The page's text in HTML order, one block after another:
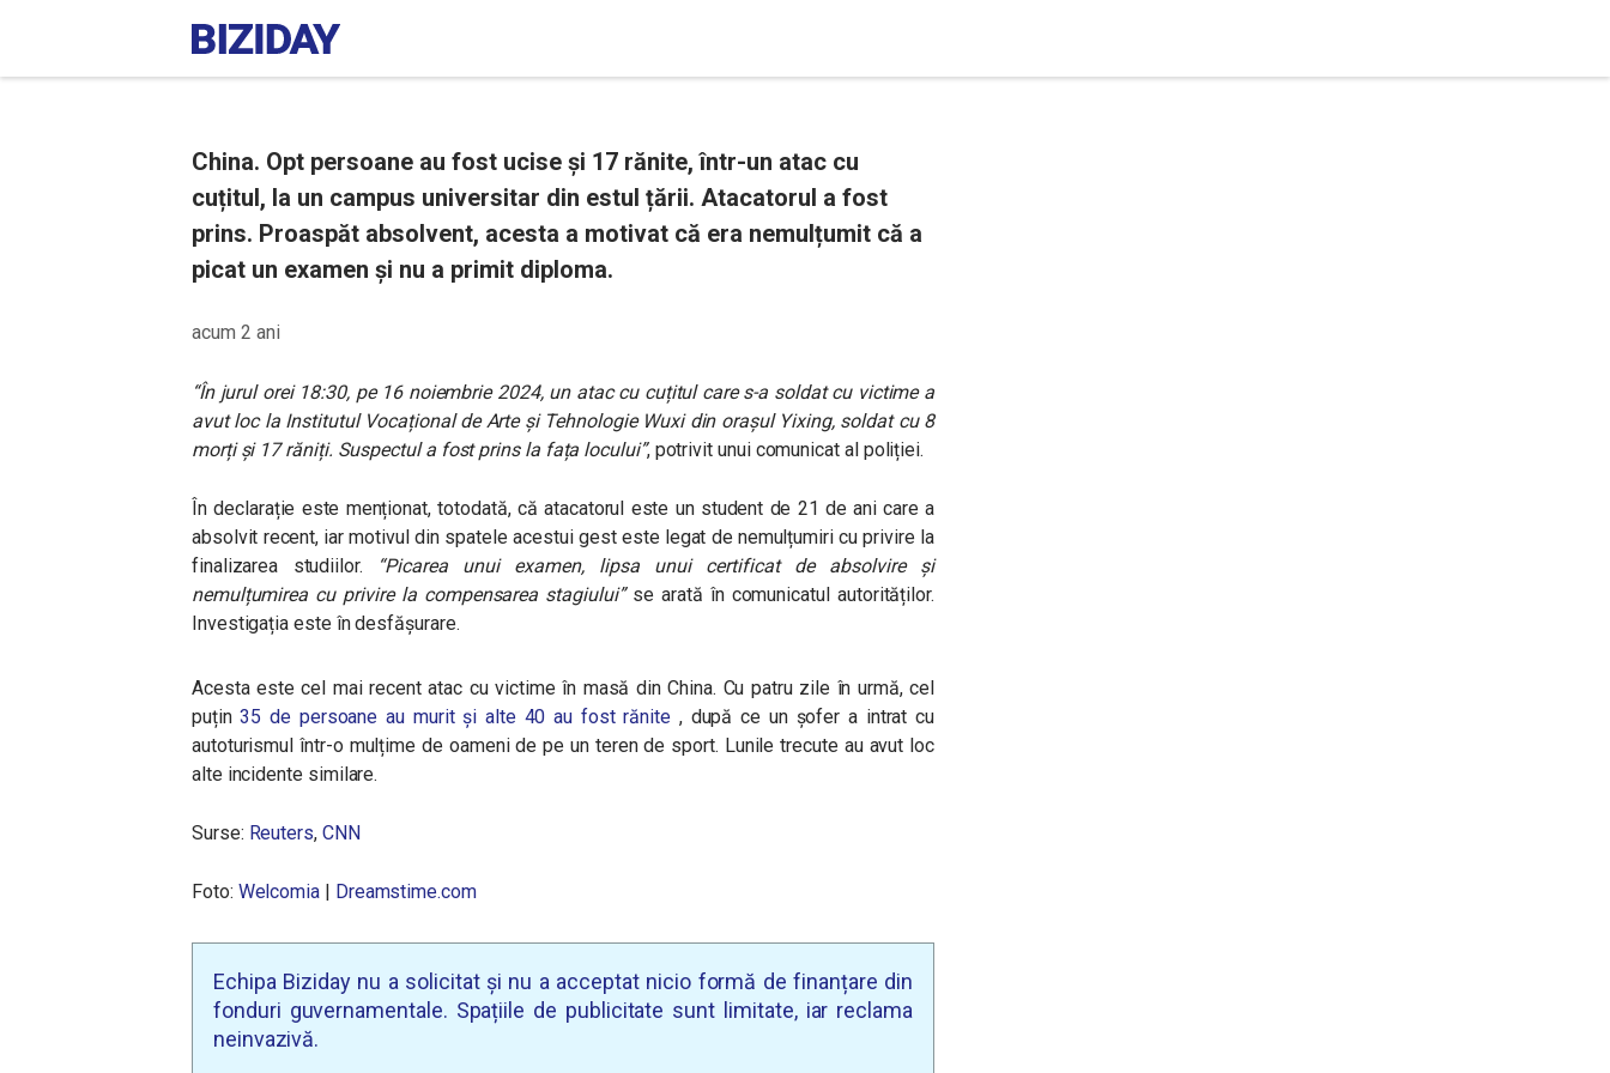
China. Opt persoane au fost ucise și 17 rănite, într-un atac cu
cuțitul, la un campus universitar din estul țării. Atacatorul a fost
prins. Proaspăt absolvent, acesta a motivat că era nemulțumit că a
picat un examen și nu a primit diploma.
acum 2 ani
“În jurul orei 18:30, pe 16 noiembrie 2024, un atac cu cuțitul care s-a soldat cu victime a
avut loc la Institutul Vocațional de Arte și Tehnologie Wuxi din orașul Yixing, soldat cu 8
morți și 17 răniți. Suspectul a fost prins la fața locului”, potrivit unui comunicat al poliției.
În declarație este menționat, totodată, că atacatorul este un student de 21 de ani care a
absolvit recent, iar motivul din spatele acestui gest este legat de nemulțumiri cu privire la
finalizarea studiilor.
“Picarea unui examen, lipsa unui certificat de absolvire și
nemulțumirea cu privire la compensarea stagiului” se arată în comunicatul autorităților.
Investigația este în desfășurare.
Acesta este cel mai recent atac cu victime în masă din China. Cu patru zile în urmă, cel
puțin35 de persoane au murit și alte 40 au fost rănite , după ce un șofer a intrat cu
autoturismul într-o mulțime de oameni de pe un teren de sport. Lunile trecute au avut loc
alte incidente similare.
Surse: Reuters, CNN
Foto: Welcomia | Dreamstime.com
Echipa Biziday nu a solicitat și nu a acceptat nicio formă de finanțare din
fonduri guvernamentale. Spațiile de publicitate sunt limitate, iar reclama
neinvazivă.